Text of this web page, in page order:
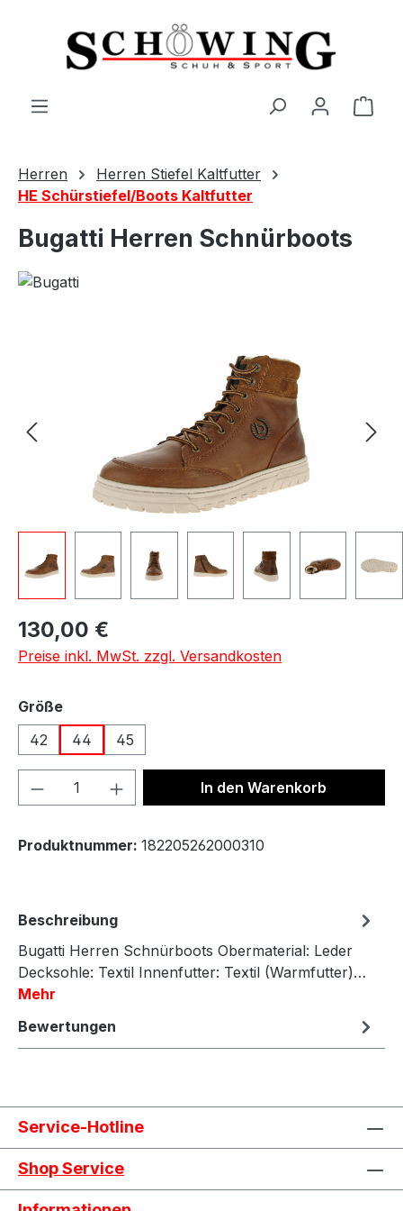
Zum Hauptinhalt springen
Herren
Herren Stiefel Kaltfutter
HE Schürstiefel/Boots Kaltfutter
Bugatti Herren Schnürboots
Regulärer Preis:
130,00 €
Preise inkl. MwSt. zzgl. Versandkosten
Größeauswählen
42
44 45
Produkt Anzahl: Gib denIn den Warenkorb
Produktnummer: 182205262000310
Beschreibung
Bugatti Herren Schnürboots Obermaterial: Leder
Decksohle: Textil Innenfutter: Textil (Warmfutter)…
Mehr
Bewertungen
Service-Hotline
Shop Service